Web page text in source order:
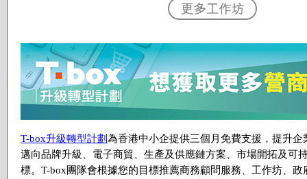
T-box升級轉型計劃為香港中小企提供三個月免費支援，提升企
邁向品牌升級、電子商貿、生產及供應鏈方案、市場開拓及可
標。T-box團隊會根據您的目標推薦商務顧問服務、工作坊、政